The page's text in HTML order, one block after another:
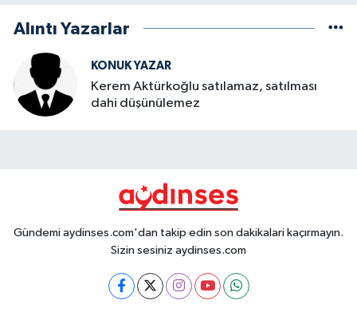
Alıntı Yazarlar
KONUK YAZAR
Kerem Aktürkoğlu satılamaz, satılması
dahi düşünülemez
Gündemi aydinses.com'dan takip edin son dakikalari kaçırmayın.
Sizin sesiniz aydinses.com